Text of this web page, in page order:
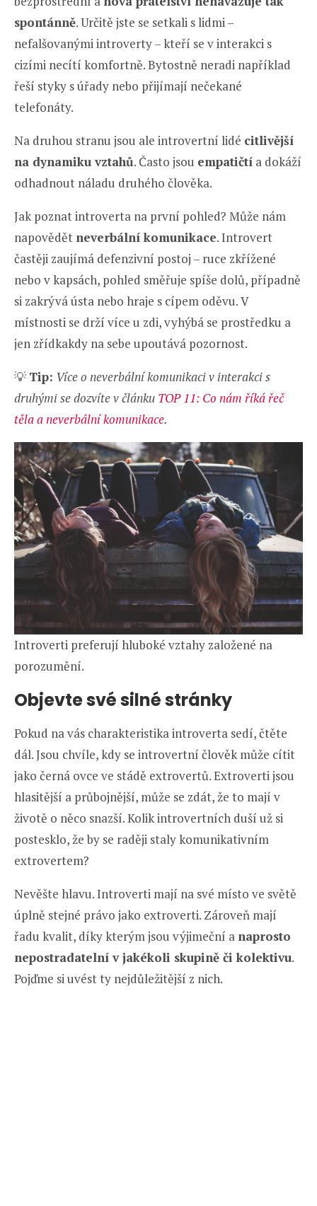
spontánně. Určitě jste se setkali s lidmi –
nefalšovanými introverty – kteří se v interakci s
cizími necítí komfortně. Bytostně neradi například
řeší styky s úřady nebo přijímají nečekané
telefonáty.
Na druhou stranu jsou ale introvertní lidé citlivější
na dynamiku vztahů. Často jsou empatičtí a dokáží
odhadnout náladu druhého člověka.
Jak poznat introverta na první pohled? Může nám
napovědět neverbální komunikace. Introvert
častěji zaujímá defenzivní postoj – ruce zkřížené
nebo v kapsách, pohled směřuje spíše dolů, případně
si zakrývá ústa nebo hraje s cípem oděvu. V
místnosti se drží více u zdi, vyhýbá se prostředku a
jen zřídkakdy na sebe upoutává pozornost.
💡 Tip: Více o neverbální komunikaci v interakci s
druhými se dozvíte v článku TOP 11: Co nám říká řeč
těla a neverbální komunikace.
Introverti preferují hluboké vztahy založené na
porozumění.
Objevte své silné stránky
Pokud na vás charakteristika introverta sedí, čtěte
dál. Jsou chvíle, kdy se introvertní člověk může cítit
jako černá ovce ve stádě extrovertů. Extroverti jsou
hlasitější a průbojnější, může se zdát, že to mají v
životě o něco snazší. Kolik introvertních duší už si
postesklo, že by se raději staly komunikativním
extrovertem?
Nevěšte hlavu. Introverti mají na své místo ve světě
úplně stejné právo jako extroverti. Zároveň mají
řadu kvalit, díky kterým jsou výjimeční a naprosto
nepostradatelní v jakékoli skupině či kolektivu.
Pojďme si uvést ty nejdůležitější z nich.